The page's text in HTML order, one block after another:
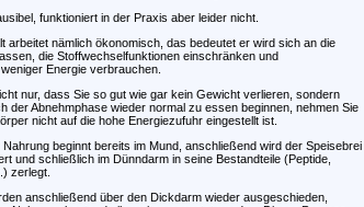
funktioniert in der Praxis aber leider nicht.
arbeitet nämlich ökonomisch, das bedeutet er wird sich an die
die Stoffwechselfunktionen einschränken und
Energie verbrauchen.
nur, dass Sie so gut wie gar kein Gewicht verlieren, sondern
der Abnehmphase wieder normal zu essen beginnen, nehmen Sie
nicht auf die hohe Energiezufuhr eingestellt ist.
Nahrung beginnt bereits im Mund, anschließend wird der Speisebrei
und schließlich im Dünndarm in seine Bestandteile (Peptide,
zerlegt.
anschließend über den Dickdarm wieder ausgeschieden,